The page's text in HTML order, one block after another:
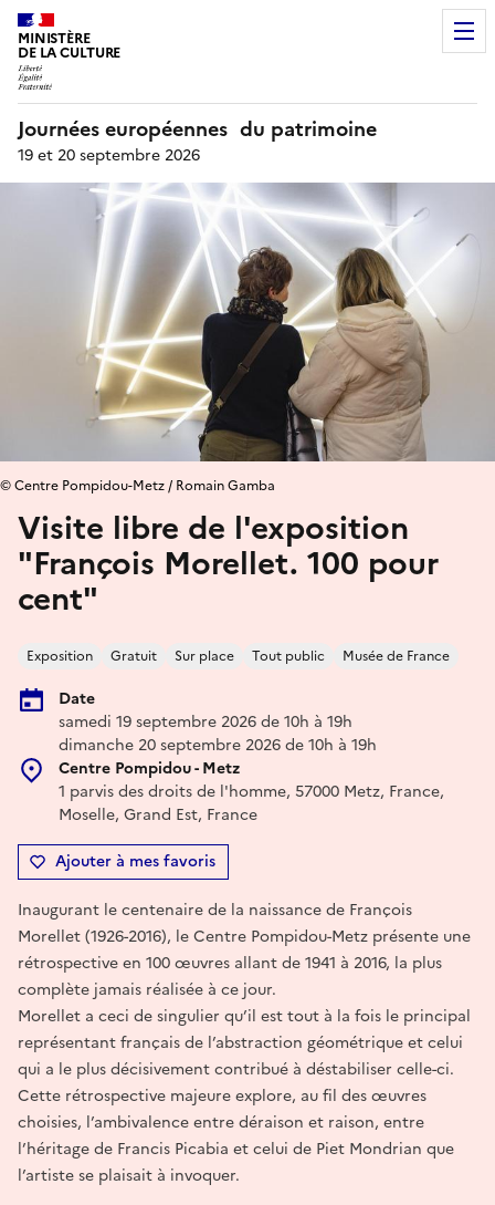
MINISTÈRE
DE LA CULTURE
Journées européennes du patrimoine
19 et 20 septembre 2026
Visite libre de l'exposition
"François Morellet. 100 pour
cent"
Exposition Gratuit Sur place Tout public Musée de France
Date
samedi 19 septembre 2026 de 10h à 19h
dimanche 20 septembre 2026 de 10h à 19h
Centre Pompidou - Metz
1 parvis des droits de l'homme, 57000 Metz, France,
Moselle, Grand Est, France
Ajouter à mes favoris
© Centre Pompidou-Metz / Romain Gamba
Inaugurant le centenaire de la naissance de François
Morellet (1926-2016), le Centre Pompidou-Metz présente une
rétrospective en 100 œuvres allant de 1941 à 2016, la plus
complète jamais réalisée à ce jour.
Morellet a ceci de singulier qu’il est tout à la fois le principal
représentant français de l’abstraction géométrique et celui
qui a le plus décisivement contribué à déstabiliser celle-ci.
Cette rétrospective majeure explore, au fil des œuvres
choisies, l’ambivalence entre déraison et raison, entre
l’héritage de Francis Picabia et celui de Piet Mondrian que
l’artiste se plaisait à invoquer.